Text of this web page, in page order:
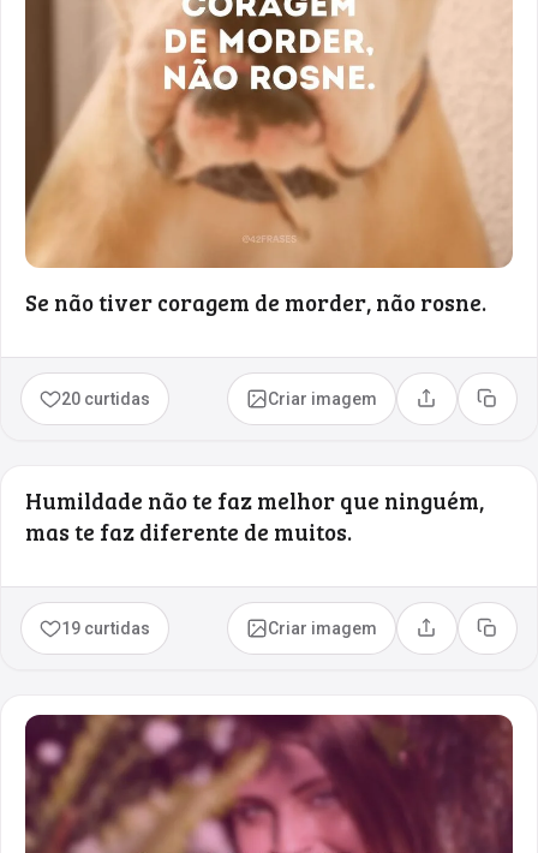
Se não tiver coragem de morder, não rosne.
20 curtidas Criar imagem Compartilhar
Copiar
Humildade não te faz melhor que ninguém,
mas te faz diferente de muitos.
19 curtidas Criar imagem Compartilhar
Copiar